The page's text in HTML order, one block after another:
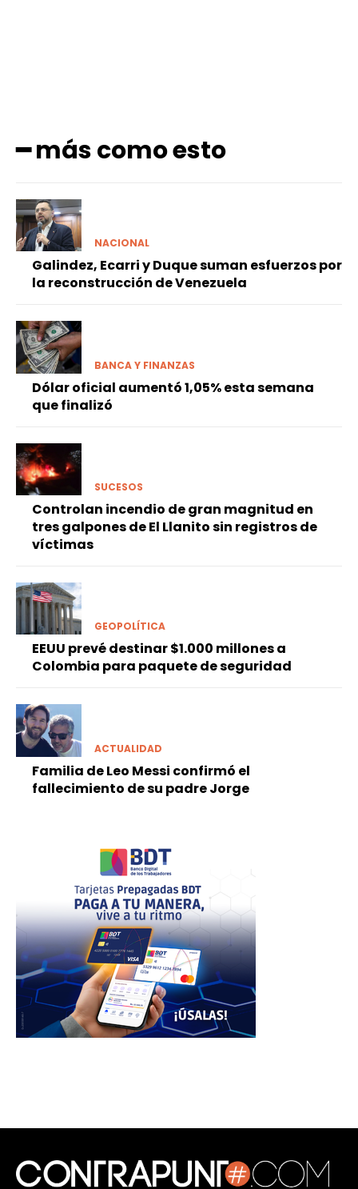
━ más como esto
NACIONAL
Galindez, Ecarri y Duque suman esfuerzos por
la reconstrucción de Venezuela
BANCA Y FINANZAS
Dólar oficial aumentó 1,05% esta semana
que finalizó
SUCESOS
Controlan incendio de gran magnitud en
tres galpones de El Llanito sin registros de
víctimas
GEOPOLÍTICA
EEUU prevé destinar $1.000 millones a
Colombia para paquete de seguridad
ACTUALIDAD
Familia de Leo Messi confirmó el
fallecimiento de su padre Jorge